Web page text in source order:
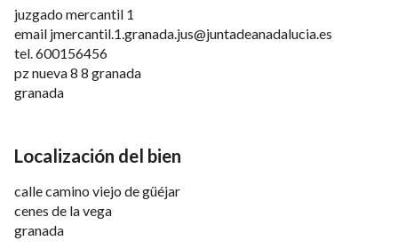
juzgado mercantil 1
email jmercantil.1.granada.jus@juntadeanadalucia.es
tel.600156456
pz nueva 8 8 granada
granada
Localización del bien
calle camino viejo de güéjar
cenes de la vega
granada